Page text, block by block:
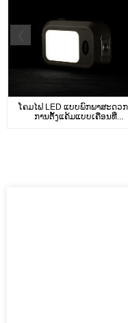
ໂຄມໄຟ LED ແບບພົກພາສະດວ
ການຕັ້ງແຄ້ມແບບເຄື່ອນທີ່...